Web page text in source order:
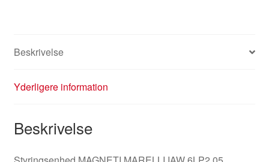
Beskrivelse
Yderligere information
Beskrivelse